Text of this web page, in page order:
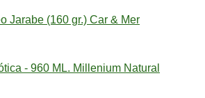
Jarabe (160 gr.) Car & Mer